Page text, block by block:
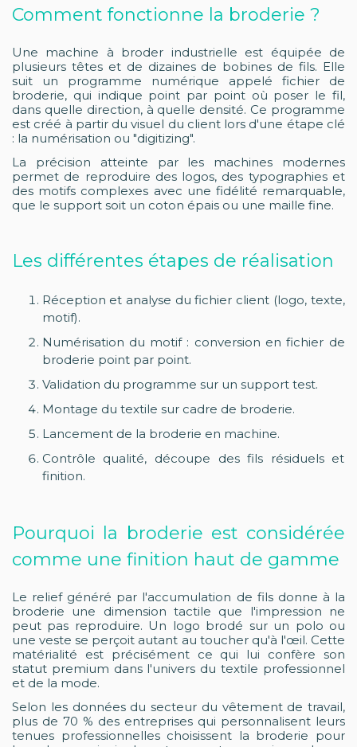
Comment fonctionne la broderie ?
Une machine à broder industrielle est équipée de
plusieurs têtes et de dizaines de bobines de fils. Elle
suit un programme numérique appelé fichier de
broderie, qui indique point par point où poser le fil,
dans quelle direction, à quelle densité. Ce programme
est créé à partir du visuel du client lors d'une étape clé
: la numérisation ou "digitizing".
La précision atteinte par les machines modernes
permet de reproduire des logos, des typographies et
des motifs complexes avec une fidélité remarquable,
que le support soit un coton épais ou une maille fine.
Les différentes étapes de réalisation
Réception et analyse du fichier client (logo, texte,
motif).
Numérisation du motif : conversion en fichier de
broderie point par point.
Validation du programme sur un support test.
Montage du textile sur cadre de broderie.
Lancement de la broderie en machine.
Contrôle qualité, découpe des fils résiduels et
finition.
Pourquoi la broderie est considérée
comme une finition haut de gamme
Le relief généré par l'accumulation de fils donne à la
broderie une dimension tactile que l'impression ne
peut pas reproduire. Un logo brodé sur un polo ou
une veste se perçoit autant au toucher qu'à l'œil. Cette
matérialité est précisément ce qui lui confère son
statut premium dans l'univers du textile professionnel
et de la mode.
Selon les données du secteur du vêtement de travail,
plus de 70 % des entreprises qui personnalisent leurs
tenues professionnelles choisissent la broderie pour